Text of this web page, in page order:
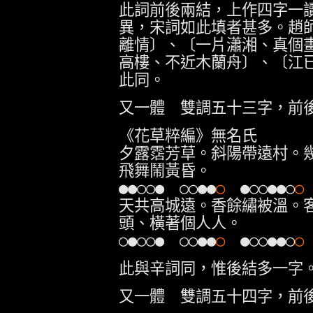
此詞前後兩結，上作四字一
異，宋詞如此填者甚多。趙
離情〕、〔一片瀟湘、真個
高樓、不近木蘭舟〕、〔江
此同。
又一體 雙調五十三字，前
《花草粹編》無名氏
夕露霑芳草。斜陽帶遠村。
飛舞鬧黃昏。
●●○○● ○○●●○●○○●●○○
天共高城遠。香餘繡被溫。
頭、橫著個人人。
○●○○● ○○●●○●○○●●○○
此與辛詞同，惟後結多一字
又一體 雙調五十四字，前